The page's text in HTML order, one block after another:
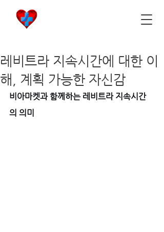
레비트라 지속시간에 대한 이
해, 계획 가능한 자신감
비아마켓과 함께하는 레비트라 지속시간
의 의미